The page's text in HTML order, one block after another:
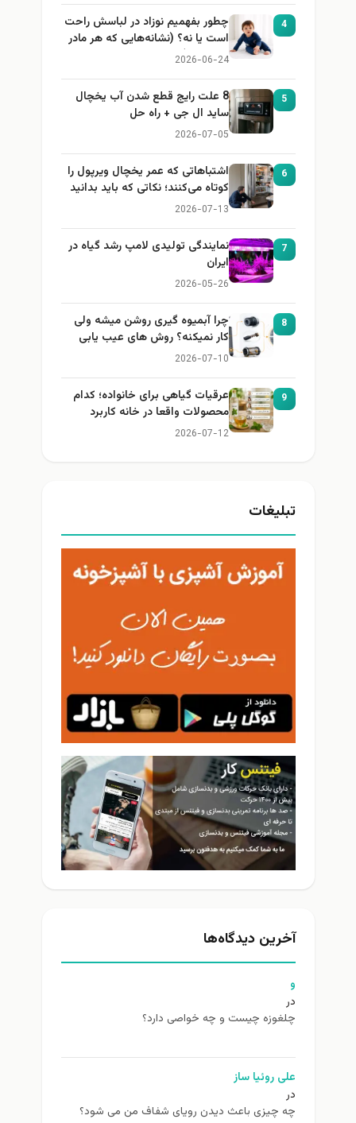
4
چطور بفهمیم نوزاد در لباسش راحت
است یا نه؟ (نشانه‌هایی که هر مادر
باید بداند)
2026-06-24
5
8 علت رایج قطع شدن آب یخچال
ساید ال جی + راه حل
2026-07-05
6
اشتباهاتی که عمر یخچال ویرپول را
کوتاه می‌کنند؛ نکاتی که باید بدانید
2026-07-13
7
نمایندگی تولیدی لامپ رشد گیاه در
ایران
2026-05-26
8
چرا آبمیوه گیری روشن میشه ولی
کار نمیکنه؟ روش های عیب یابی
2026-07-10
9
عرقیات گیاهی برای خانواده؛ کدام
محصولات واقعا در خانه کاربرد
دارند؟
2026-07-12
تبلیغات
آخرین دیدگاه‌ها
و
در
چلغوزه چیست و چه خواصی دارد؟
علی روئیا ساز
در
چه چیزی باعث دیدن رویای شفاف من می شود؟